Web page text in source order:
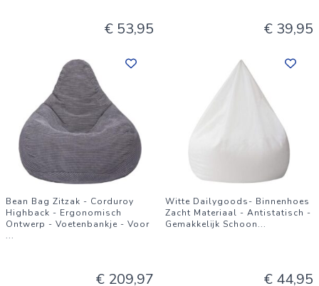
€ 53,95 € 39,95
Bean Bag Zitzak - Corduroy
Highback - Ergonomisch
Ontwerp - Voetenbankje - Voor
...
€ 209,97
Witte Dailygoods- Binnenhoes
Zacht Materiaal - Antistatisch -
Gemakkelijk Schoon...
€ 44,95